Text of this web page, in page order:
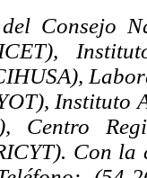
Consejo
Instituto
Centro
Con